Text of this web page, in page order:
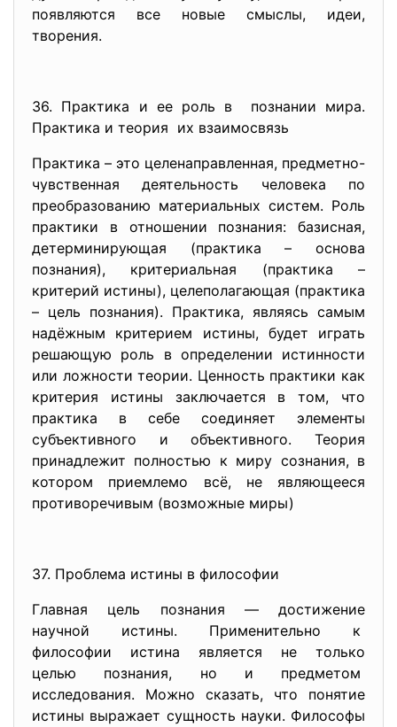
появляются все новые смыслы, идеи,
творения.
36. Практика и ее роль в познании мира.
Практика и теория их взаимосвязь
Практика – это целенаправленная, предметно-
чувственнаядеятельность человека по
преобразованию материальных систем. Роль
практики в отношении познания: базисная,
детерминирующая (практика – основа
познания), критериальная (практика –
критерий истины), целеполагающая (практика
– цель познания). Практика, являясь самым
надёжным критерием истины, будет играть
решающую роль в определении истинности
или ложности теории. Ценность практики как
критерия истины заключается в том, что
практика в себе соединяет элементы
субъективного и объективного. Теория
принадлежит полностью к миру сознания, в
котором приемлемо всё, не являющееся
противоречивым (возможные миры)
37. Проблема истины в философии
Главная цель познания — достижение
научной истины. Применительно к
философии истина является не только
целью познания, но и предметом
исследования. Можно сказать, что понятие
истины выражает сущность науки. Философы